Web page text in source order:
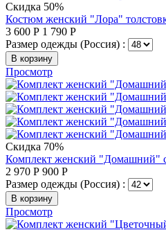
Скидка 50%
Костюм женский "Лора"
3 600 Р 1 790 Р
Размер одежды (Россия) :
В корзину
Просмотр
Скидка 70%
Комплект женский "Домашний"
2 970 Р 900 Р
Размер одежды (Россия) :
В корзину
Просмотр